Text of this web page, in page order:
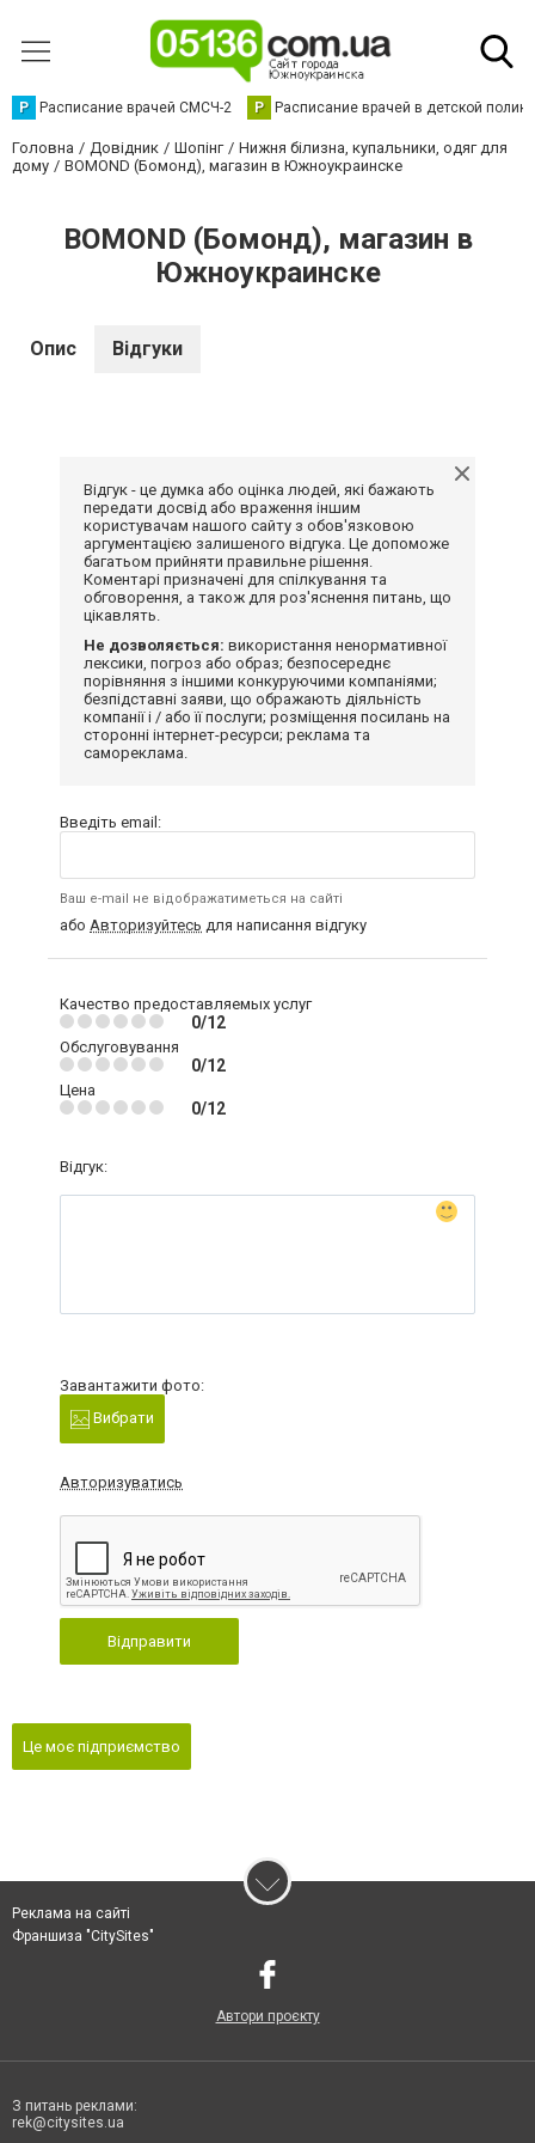
Р Расписание врачей СМСЧ-2 Р Расписание врачей в детской
Головна Довідник Шопінг
Нижня білизна, купальники, одяг для
дому
BOMOND (Бомонд), магазин в Южноукраинске
BOMOND (Бомонд), магазин в
Южноукраинске
Опис Відгуки
Відгук - це думка або оцінка людей, які бажають
передати досвід або враження іншим
користувачам нашого сайту з обов'язковою
аргументацією залишеного відгука. Це допоможе
багатьом прийняти правильне рішення.
Коментарі призначені для спілкування та
обговорення, а також для роз'яснення питань, що
цікавлять.
Не дозволяється: використання ненормативної
лексики, погроз або образ; безпосереднє
порівняння з іншими конкуруючими компаніями;
безпідставні заяви, що ображають діяльність
компанії і / або її послуги; розміщення посилань на
сторонні інтернет-ресурси; реклама та
самореклама.
Введіть email:
Ваш e-mail не відображатиметься на сайті
або Авторизуйтесь для написання відгуку
Качество предоставляемых услуг
0/12
Обслуговування
0/12
Цена
0/12
Відгук:
Завантажити фото:
Вибрати
Авторизуватись
Відправити
Це моє підприємство
Реклама на сайті
Франшиза "CitySites"
Автори проєкту
З питань реклами:
rek@citysites.ua